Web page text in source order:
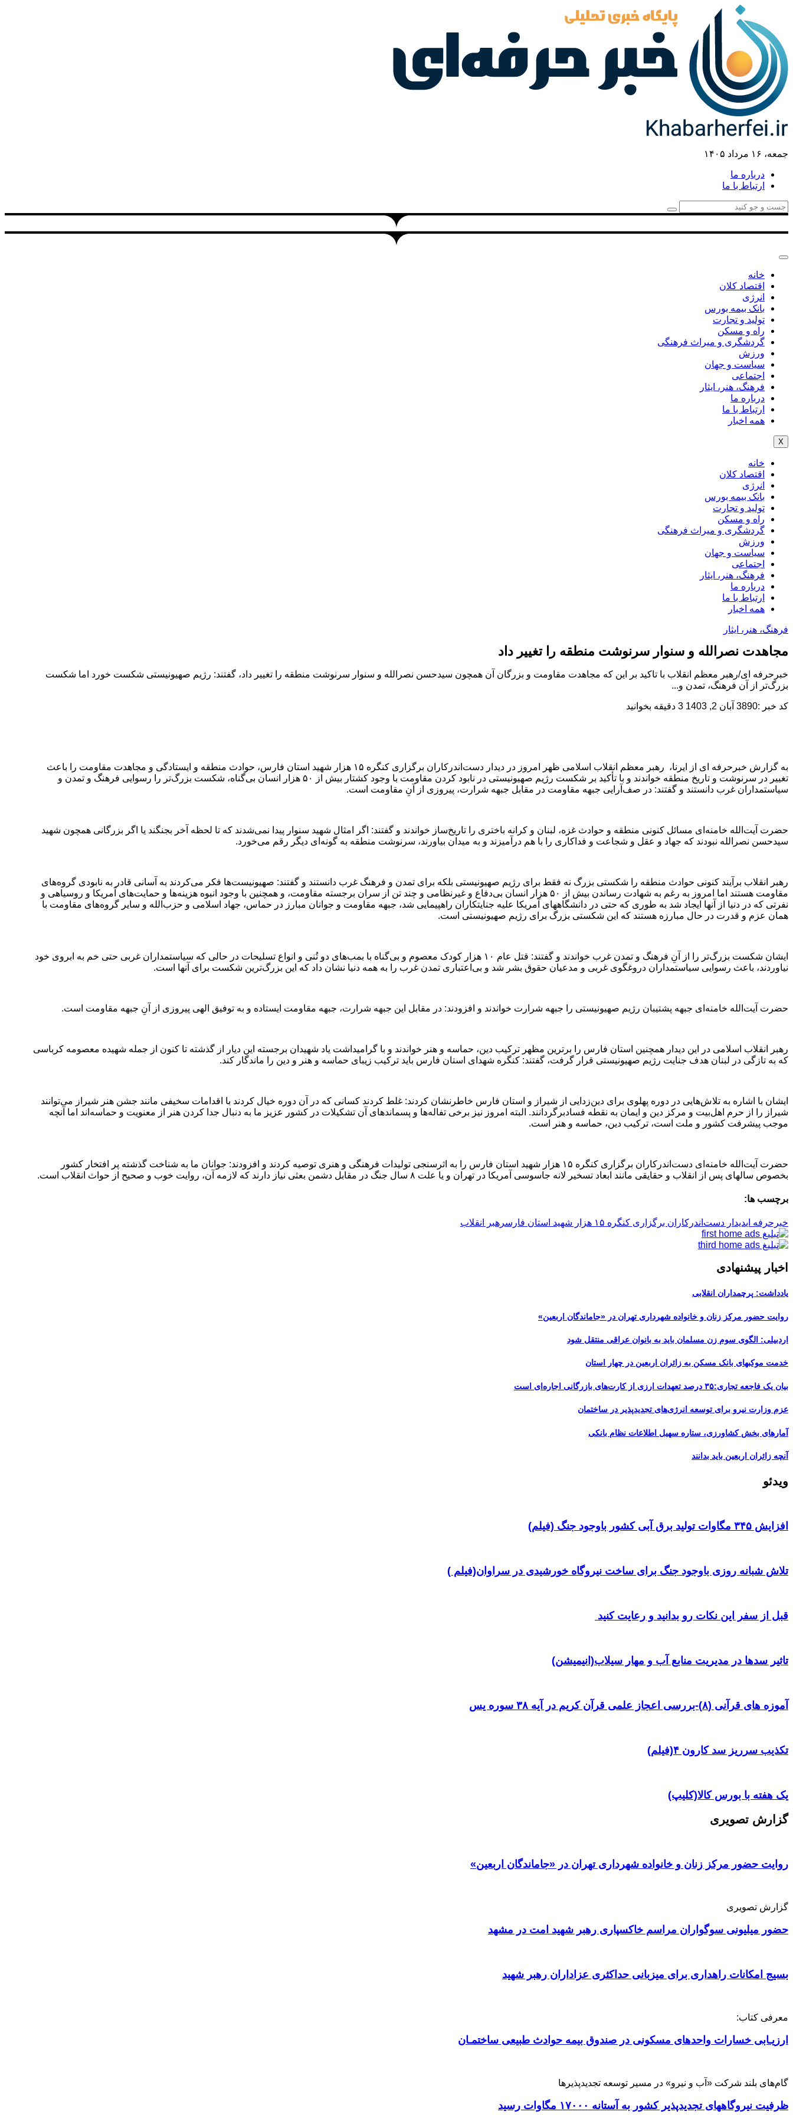
جمعه، ۱۶ مرداد ۱۴۰۵
درباره ما
ارتباط با ما
خانه
اقتصاد کلان
انرژی
بانک بیمه بورس
تولید و تجارت
راه و مسکن
گردشگری و میراث فرهنگی
ورزش
سیاست و جهان
اجتماعی
فرهنگ، هنر، ایثار
درباره ما
ارتباط با ما
همه اخبار
X
خانه
اقتصاد کلان
انرژی
بانک بیمه بورس
تولید و تجارت
راه و مسکن
گردشگری و میراث فرهنگی
ورزش
سیاست و جهان
اجتماعی
فرهنگ، هنر، ایثار
درباره ما
ارتباط با ما
همه اخبار
فرهنگ، هنر، ایثار
مجاهدت نصرالله و سنوار سرنوشت منطقه را تغییر داد
خبرحرفه ای/رهبر معظم انقلاب با تاکید بر این که مجاهدت مقاومت و بزرگان آن همچون سیدحسن نصرالله و سنوار سرنوشت منطقه را تغییر داد، گفتند: رژیم صهیونیستی شکست خورد اما شکست
بزرگ‌تر از آن فرهنگ، تمدن و...
کد خبر :3890 آبان 2, 1403 3 دقیقه بخوانید
به گزارش خبرحرفه ای از ایرنا، رهبر معظم انقلاب اسلامی ظهر امروز در دیدار دست‌اندرکاران برگزاری کنگره ۱۵ هزار شهید استان فارس، حوادث منطقه و ایستادگی و مجاهدت مقاومت را باعث
تغییر در سرنوشت و تاریخ منطقه خواندند و با تأکید بر شکست رژیم صهیونیستی در نابود کردن مقاومت با وجود کشتار بیش از ۵۰ هزار انسان بی‌گناه، شکست بزرگ‌تر را رسوایی فرهنگ و تمدن و
سیاستمداران غرب دانستند و گفتند: در صف‌آرایی جبهه مقاومت در مقابل جبهه شرارت، پیروزی از آنِ مقاومت است.
حضرت آیت‌الله خامنه‌ای مسائل کنونی منطقه و حوادث غزه، لبنان و کرانه باختری را تاریخ‌ساز خواندند و گفتند: اگر امثال شهید سنوار پیدا نمی‌شدند که تا لحظه آخر بجنگند یا اگر بزرگانی همچون شهید
سیدحسن نصرالله نبودند که جهاد و عقل و شجاعت و فداکاری را با هم درآمیزند و به میدان بیاورند، سرنوشت منطقه به گونه‌ای دیگر رقم می‌خورد.
رهبر انقلاب برآیند کنونی حوادث منطقه را شکستی بزرگ نه فقط برای رژیم صهیونیستی بلکه برای تمدن و فرهنگ غرب دانستند و گفتند: صهیونیست‌ها فکر می‌کردند به آسانی قادر به نابودی گروه‌های
مقاومت هستند اما امروز به رغم به شهادت رساندن بیش از ۵۰ هزار انسان بی‌دفاع و غیرنظامی و چند تن از سران برجسته مقاومت، و همچنین با وجود انبوه هزینه‌ها و حمایت‌های آمریکا و روسیاهی و
نفرتی که در دنیا از آنها ایجاد شد به طوری که حتی در دانشگاههای آمریکا علیه جنایتکاران راهپیمایی شد، جبهه مقاومت و جوانان مبارز در حماس، جهاد اسلامی و حزب‌الله و سایر گروه‌های مقاومت با
همان عزم و قدرت در حال مبارزه هستند که این شکستی بزرگ برای رژیم صهیونیستی است.
ایشان شکست بزرگ‌تر را از آنِ فرهنگ و تمدن غرب خواندند و گفتند: قتل عام ۱۰ هزار کودک معصوم و بی‌گناه با بمب‌های دو تُنی و انواع تسلیحات در حالی که سیاستمداران غربی حتی خم به ابروی خود
نیاوردند، باعث رسوایی سیاستمداران دروغگوی غربی و مدعیان حقوق بشر شد و بی‌اعتباری تمدن غرب را به همه دنیا نشان داد که این بزرگ‌ترین شکست برای آنها است.
حضرت آیت‌الله خامنه‌ای جبهه پشتیبان رژیم صهیونیستی را جبهه شرارت خواندند و افزودند: در مقابل این جبهه شرارت، جبهه مقاومت ایستاده و به توفیق الهی پیروزی از آنِ جبهه مقاومت است.
رهبر انقلاب اسلامی در این دیدار همچنین استان فارس را برترین مظهر ترکیب دین، حماسه و هنر خواندند و با گرامیداشت یاد شهیدان برجسته این دیار از گذشته تا کنون از جمله شهیده معصومه کرباسی
که به تازگی در لبنان هدف جنایت رژیم صهیونیستی قرار گرفت، گفتند: کنگره شهدای استان فارس باید ترکیب زیبای حماسه و هنر و دین را ماندگار کند.
ایشان با اشاره به تلاش‌هایی در دوره پهلوی برای دین‌زدایی از شیراز و استان فارس خاطرنشان کردند: غلط کردند کسانی که در آن دوره خیال کردند با اقدامات سخیفی مانند جشن هنر شیراز می‌توانند
شیراز را از حرم اهل‌بیت و مرکز دین و ایمان به نقطه فسادبرگردانند. البته امروز نیز برخی تفاله‌ها و پسماندهای آن تشکیلات در کشور عزیز ما به دنبال جدا کردن هنر از معنویت و حماسه‌اند اما آنچه
موجب پیشرفت کشور و ملت است، ترکیب دین، حماسه و هنر است.
حضرت آیت‌الله خامنه‌ای دست‌اندرکاران برگزاری کنگره ۱۵ هزار شهید استان فارس را به اثرسنجی تولیدات فرهنگی و هنری توصیه کردند و افزودند: جوانان ما به شناخت گذشته پر افتخار کشور
بخصوص سالهای پس از انقلاب و حقایقی مانند ابعاد تسخیر لانه جاسوسی آمریکا در تهران و یا علت ۸ سال جنگ در مقابل دشمن بعثی نیاز دارند که لازمه آن، روایت خوب و صحیح از حواث انقلاب است.
برچسب ها:
خبرحرفه ایدیدار دست‌اندرکاران برگزاری کنگره ۱۵ هزار شهید استان فارس رهبر انقلاب
اخبار پیشنهادی
یادداشت: پرچمداران انقلابی
روایت حضور مرکز زنان و خانواده شهرداری تهران در «جاماندگان اربعین»
اردبیلی: الگوی سوم زن مسلمان باید به بانوان عراقی منتقل شود
خدمت موکبهای بانک مسکن به زائران اربعین در چهار استان
بیان یک فاجعه تجاری:۳۵ درصد تعهدات ارزی از کارت‌های بازرگانی اجاره‌ای است
عزم وزارت نیرو برای توسعه انرژی‌های تجدیدپذیر در ساختمان
آمارهای بخش کشاورزی، ستاره سهیل اطلاعات نظام بانکی
آنچه زائران اربعین باید بدانند
ویدئو
افزایش ۳۴۵ مگاوات تولید برق آبی کشور باوجود جنگ (فیلم)
تلاش شبانه روزی باوجود جنگ برای ساخت نیروگاه خورشیدی در سراوان(فیلم )
قبل از سفر این نکات رو بدانید و رعایت کنید ‌
تاثیر سدها در مدیریت منابع آب و مهار سیلاب(انیمیشن)
آموزه های قرآنی (۸)-بررسی اعجاز علمی قرآن کریم در آیه ۳۸ سوره یس
تکذیب سرریز سد کارون ۴(فیلم)
یک هفته با بورس کالا(کلیپ)
گزارش تصویری
روایت حضور مرکز زنان و خانواده شهرداری تهران در «جاماندگان اربعین»
گزارش تصویری
حضور میلیونی سوگواران مراسم خاکسپاری رهبر شهید امت در مشهد
بسیج امکانات راهداری برای میزبانی حداکثری عزاداران رهبر شهید
معرفی کتاب:
ارزیـابی خسارات واحدهای مسکونی در صندوق بیمه حوادث طبیعی ساختمـان
گام‌های بلند شرکت «آب و نیرو» در مسیر توسعه تجدیدپذیرها
ظرفیت نیروگاههای تجدیدپذیر کشور به آستانه ۱۷۰۰۰ مگاوات رسید